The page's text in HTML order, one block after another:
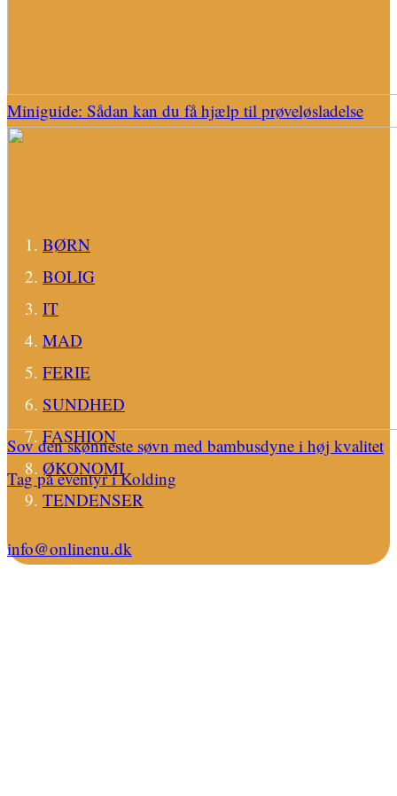
Miniguide: Sådan kan du få hjælp til prøveløsladelse
Sov den skønneste søvn med bambusdyne i høj kvalitet
Tag på eventyr i Kolding
BØRN
BOLIG
IT
MAD
FERIE
SUNDHED
FASHION
ØKONOMI
TENDENSER
info@onlinenu.dk